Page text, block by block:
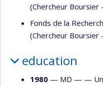
(Chercheur Boursier
Fonds de la
(Chercheur Boursier
education
1980 — MD — —